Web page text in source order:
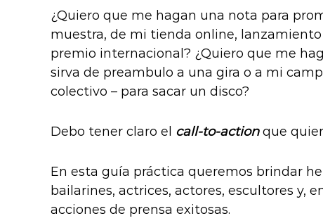
¿Quiero que me hagan una nota para
muestra, de mi tienda online,
premio internacional? ¿Quiero que me
sirva de preambulo a una gira o a mi
colectivo – para sacar un disco?
Debo tener claro el call-to-actionque
En esta guía práctica queremos brindar
bailarines, actrices, actores, escultores y,
acciones de prensa exitosas.